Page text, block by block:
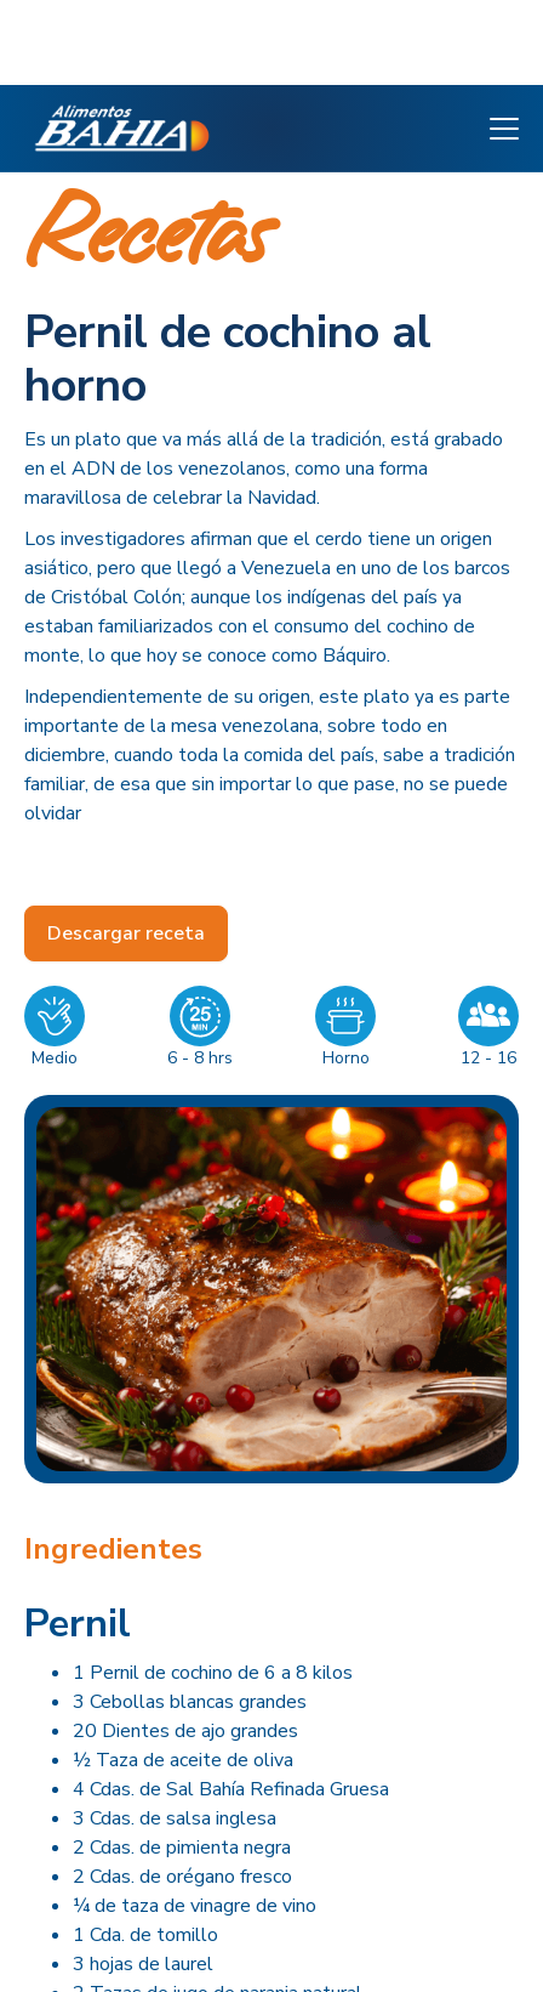
Recetas
Pernil de cochino al
horno
Es un plato que va más allá de la tradición, está grabado
en el ADN de los venezolanos, como una forma
maravillosa de celebrar la Navidad.
Los investigadores afirman que el cerdo tiene un origen
asiático, pero que llegó a Venezuela en uno de los barcos
de Cristóbal Colón; aunque los indígenas del país ya
estaban familiarizados con el consumo del cochino de
monte, lo que hoy se conoce como Báquiro.
Independientemente de su origen, este plato ya es parte
importante de la mesa venezolana, sobre todo en
diciembre, cuando toda la comida del país, sabe a tradición
familiar, de esa que sin importar lo que pase, no se puede
olvidar
Descargar receta
Medio 6 - 8 hrs Horno 12 - 16
Ingredientes
Pernil
1 Pernil de cochino de 6 a 8 kilos
3 Cebollas blancas grandes
20 Dientes de ajo grandes
½ Taza de aceite de oliva
4 Cdas. de Sal Bahía Refinada Gruesa
3 Cdas. de salsa inglesa
2 Cdas. de pimienta negra
2 Cdas. de orégano fresco
¼ de taza de vinagre de vino
1 Cda. de tomillo
3 hojas de laurel